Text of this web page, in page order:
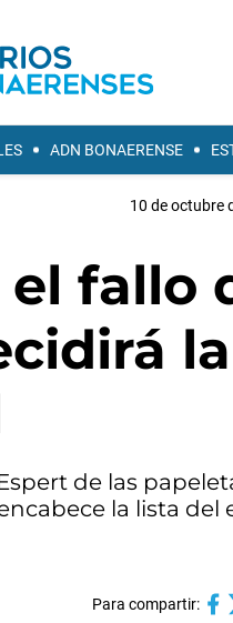
ADN BONAERENSE
10 de octubre
el fallo
la
de las
la lista del
Para compartir: